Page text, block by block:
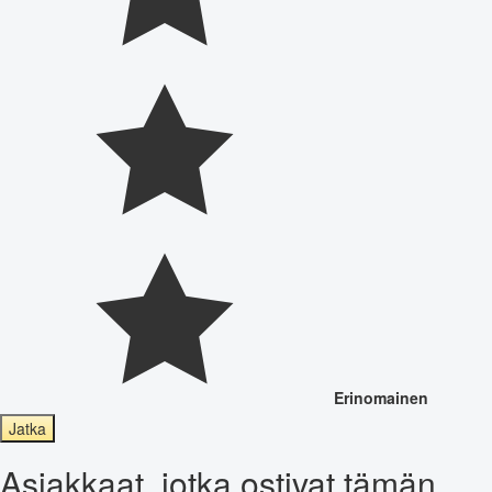
Erinomainen
Jatka